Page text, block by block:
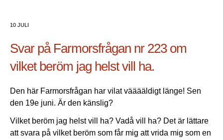
10 JULI
Svar på Farmorsfrågan nr 223 om
vilket beröm jag helst vill ha.
Den här Farmorsfrågan har vilat vääääldigt länge! Sen
den 19e juni. Är den känslig?
Vilket beröm jag helst vill ha? Vadå vill ha? Det är lättare
att svara på vilket beröm som får mig att vrida mig som en